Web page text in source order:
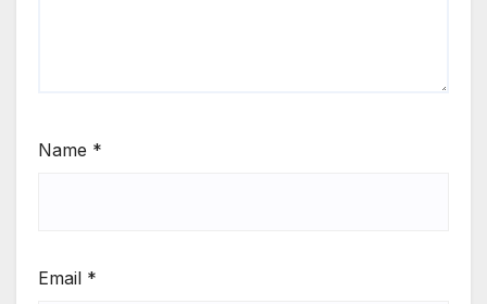
Name *
Email *